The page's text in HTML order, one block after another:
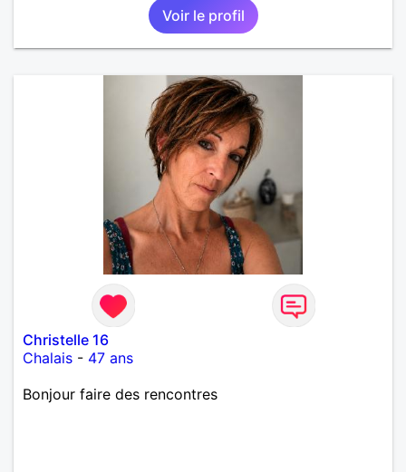
Voir le profil
Christelle 16
Chalais - 47 ans
Bonjour faire des rencontres